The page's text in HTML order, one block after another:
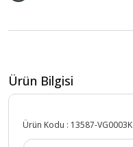
Ürün Bilgisi
Ürün Kodu : 13587-VG0003K